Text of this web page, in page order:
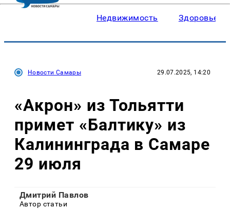
Недвижимость Здоровье
Новости Самары 29.07.2025, 14:20
«Акрон» из Тольятти
примет «Балтику» из
Калининграда в Самаре
29 июля
Дмитрий Павлов
Автор статьи